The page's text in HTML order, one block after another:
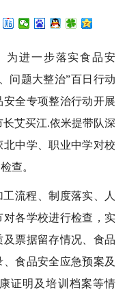
为进一步落实食品安
问题大整治”百日行动
全专项整治行动开展
艾买江.依米提带队深
中学、职业中学对校
查。
流程、制度落实、人
对各学校进行检查，实
票据留存情况、食品
食品安全应急预案及
证明及培训档案等情